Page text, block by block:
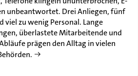
unbeantwortet. Drei Anliegen, fünf
viel zu wenig Personal. Lange
überlastete Mitarbeitende und
prägen den Alltag in vielen